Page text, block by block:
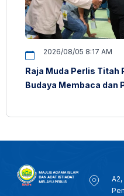
2026/08/05 8:17 AM
Raja Muda Perlis Titah
Budaya Membaca dan
A2,